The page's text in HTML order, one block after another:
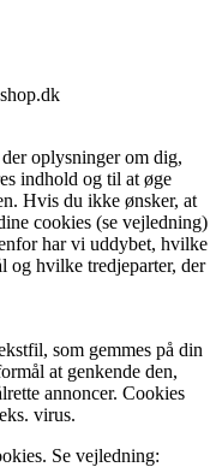
oplysninger om dig,
indhold og til at øge
Hvis du ikke ønsker, at
cookies (se vejledning)
har vi uddybet, hvilke
og hvilke tredjeparter, der
som gemmes på din
at genkende den,
annoncer. Cookies
virus.
Se vejledning: